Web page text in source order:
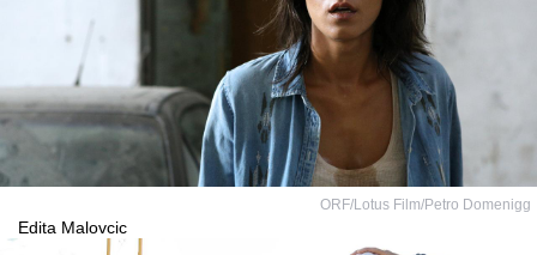
ORF/Lotus Film/Petro Domenigg
Edita Malovcic